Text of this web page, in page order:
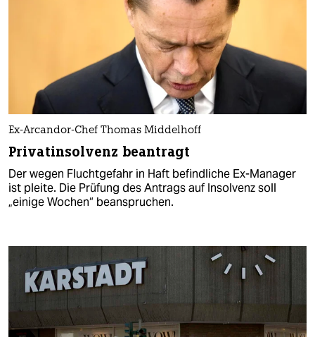
Ex-Arcandor-Chef Thomas Middelhoff
Privatinsolvenz beantragt
Der wegen Fluchtgefahr in Haft befindliche Ex-Manager
ist pleite. Die Prüfung des Antrags auf Insolvenz soll
„einige Wochen“ beanspruchen.